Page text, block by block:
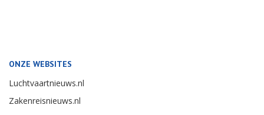
ONZE WEBSITES
Luchtvaartnieuws.nl
Zakenreisnieuws.nl